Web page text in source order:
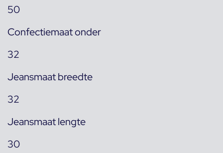
50
Confectiemaat onder
32
Jeansmaat breedte
32
Jeansmaat lengte
30